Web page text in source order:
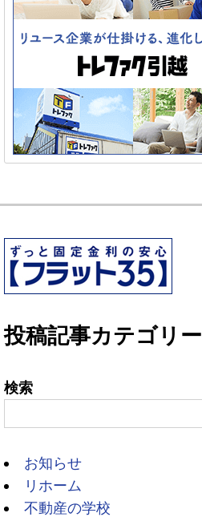
投稿記事カテゴリー
検索
お知らせ
リホーム
不動産の学校